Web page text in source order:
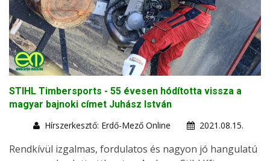
STIHL Timbersports - 55 évesen hódította vissza a
magyar bajnoki címet Juhász István
Hírszerkesztő: Erdő-Mező Online
2021.08.15.
Rendkívül izgalmas, fordulatos és nagyon jó hangulatú